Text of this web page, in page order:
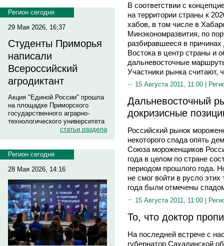
Регион сегодня
29 Мая 2026, 16:37
Студенты Приморья
написали
Всероссийский
агродиктант
Акция "Единой России" прошла
на площадке Приморского
государственного аграрно-
технологического университета
статьи раздела
Регион сегодня
28 Мая 2026, 14:16
В соответствии с
на территории страны к
хабов, в том числе в
Минэкономразвития, по
разбиравшееся в причинах
Востока в центр страны и
дальневосточные
Участники рынка считают,
15 Августа 2011, 11:00 |
Дальневосточный
докризисные
Российский рынок
некоторого спада опять
Союза мороженщиков
года в целом по стране
периодом прошлого года.
не смог войти в русло
года были отмечены
15 Августа 2011, 11:00 |
То, что доктор
На последней встрече с
губернатор Сахалинской